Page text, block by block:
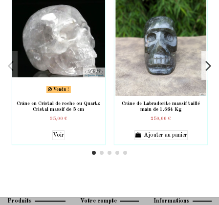
Vendu !
Crâne en Cristal de roche ou Quartz
Cristal massif de 5 cm
35,00 €
Voir
Crâne de Labradorite massif taillé
main de 1.684 Kg
250,00 €
Ajouter au panier
Produits Votre compte Informations